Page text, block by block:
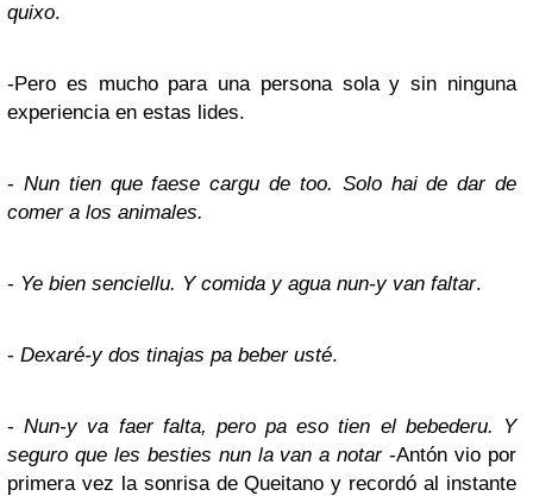
quixo.
-Pero es mucho para una persona sola y sin ninguna
experiencia en estas lides.
- Nun tien que faese cargu de too. Solo hai de dar de
comer a los animales.
- Ye bien senciellu. Y comida y agua nun-y van faltar.
- Dexaré-y dos tinajas pa beber usté.
-Nun-y va faer falta, pero pa eso tien el bebederu. Y
seguro que les besties nun la van a notar-Antón vio por
primera vez la sonrisa de Queitano y recordó al instante